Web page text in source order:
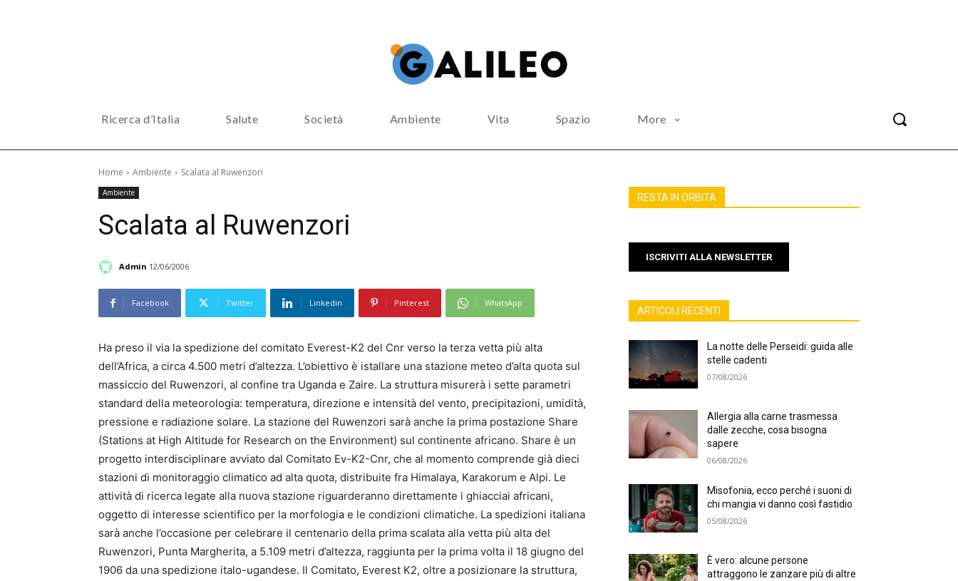
Ricerca d’Italia Salute Società Ambiente Vita Spazio More
Home Ambiente Scalata al Ruwenzori
Ambiente
Scalata al Ruwenzori
Admin 12/06/2006
Facebook Twitter Linkedin Pinterest WhatsApp
Ha preso il via la spedizione del comitato Everest-K2 del Cnr verso la terza vetta più alta
dell’Africa, a circa 4.500 metri d’altezza. L’obiettivo è istallare una stazione meteo d’alta quota sul
massiccio del Ruwenzori, al confine tra Uganda e Zaire. La struttura misurerà i sette parametri
standard della meteorologia: temperatura, direzione e intensità del vento, precipitazioni, umidità,
pressione e radiazione solare. La stazione del Ruwenzori sarà anche la prima postazione Share
(Stations at High Altitude for Research on the Environment) sul continente africano. Share è un
progetto interdisciplinare avviato dal Comitato Ev-K2-Cnr, che al momento comprende già dieci
stazioni di monitoraggio climatico ad alta quota, distribuite fra Himalaya, Karakorum e Alpi. Le
attività di ricerca legate alla nuova stazione riguarderanno direttamente i ghiacciai africani,
oggetto di interesse scientifico per la morfologia e le condizioni climatiche. La spedizioni italiana
sarà anche l’occasione per celebrare il centenario della prima scalata alla vetta più alta del
Ruwenzori, Punta Margherita, a 5.109 metri d’altezza, raggiunta per la prima volta il 18 giugno del
1906 da una spedizione italo-ugandese. Il Comitato, Everest K2, oltre a posizionare la struttura,
RESTA IN ORBITA
ISCRIVITI ALLA NEWSLETTER
ARTICOLI RECENTI
La notte delle Perseidi: guida alle
stelle cadenti
07/08/2026
Allergia alla carne trasmessa
dalle zecche, cosa bisogna
sapere
06/08/2026
Misofonia, ecco perché i suoni di
chi mangia vi danno così fastidio
05/08/2026
È vero: alcune persone
attraggono le zanzare più di altre